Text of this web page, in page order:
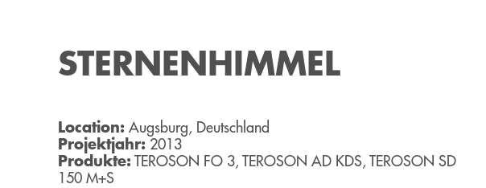
STERNENHIMMEL
Location: Augsburg, Deutschland
Projektjahr:2013
Produkte: TEROSON FO 3, TEROSON AD KDS, TEROSON SD
150 M+S